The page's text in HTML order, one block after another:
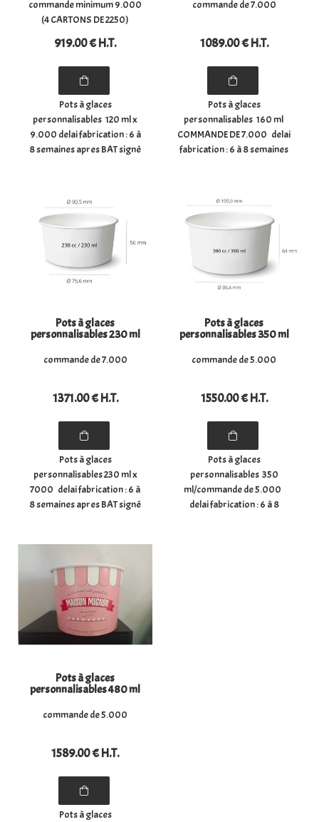
commande minimum 9.000
(4 CARTONS DE 2250)
919.00€H.T.
Pots à glaces
personnalisables 120 ml x
9.000 delai fabrication : 6 à
8 semaines apres BAT signé
personnalisés en ...
commande de 7.000
1089.00€ H.T.
Pots à glaces
personnalisables 160 ml
COMMANDE DE 7.000 delai
fabrication : 6 à 8 semaines
50 % a la commande solde
a la livraison Pots à ...
Pots à glaces
personnalisables 230 ml
commande de 7.000
1371.00€ H.T.
Pots à glaces
personnalisables 230 ml x
7000 delai fabrication : 6 à
8 semaines apres BAT signé
a la livraison Pots à glace
personnalisés ...
Pots à glaces
personnalisables 350 ml
commande de 5.000
1550.00€ H.T.
Pots à glaces
personnalisables 350
ml/commande de 5.000
delai fabrication : 6 à 8
Pots à glaces
personnalisables 480 ml
commande de 5.000
1589.00€H.T.
Pots à glaces